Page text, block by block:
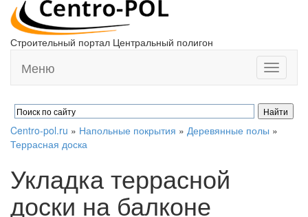
Строительный портал Центральный полигон
Toggle
Меню
Centro-pol.ru » Напольные покрытия » Деревянные полы »
Террасная доска
Укладка террасной
доски на балконе